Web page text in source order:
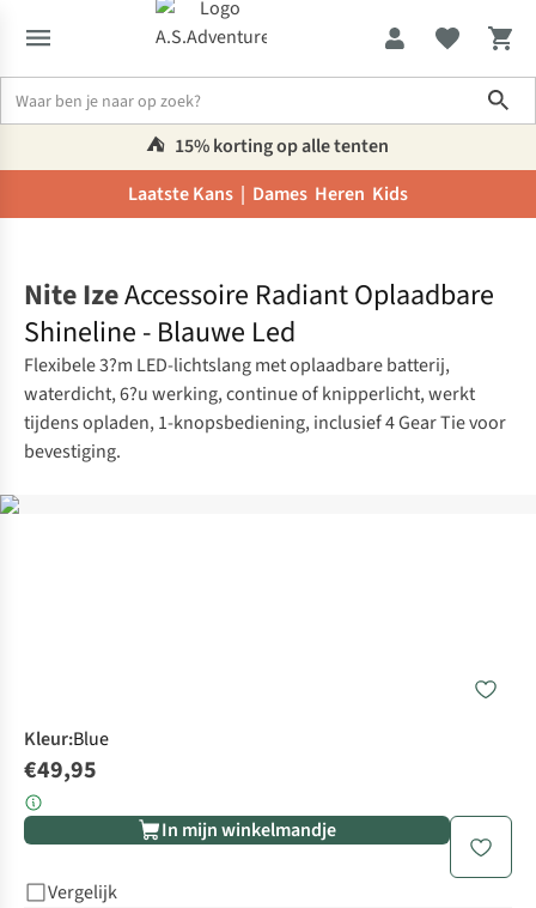
⛺️ 15% korting op alle tenten
Laatste Kans | Dames Heren Kids
Nite IzeAccessoire Radiant Oplaadbare
Shineline - Blauwe Led
Flexibele 3?m LED-lichtslang met oplaadbare batterij,
waterdicht, 6?u werking, continue of knipperlicht, werkt
tijdens opladen, 1-knopsbediening, inclusief 4 Gear Tie voor
bevestiging.
Kleur:Blue
€49,95
In mijn winkelmandje
Vergelijk